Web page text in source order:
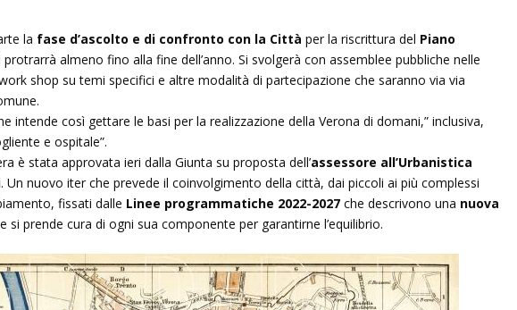
la fase d’ascolto e di confronto con la Città per la riscrittura del Piano
protrarrà almeno fino alla fine dell’anno. Si svolgerà con assemblee pubbliche nelle
shop su temi specifici e altre modalità di partecipazione che saranno via via
intende così gettare le basi per la realizzazione della Verona di domani,” inclusiva,
e ospitale”.
è stata approvata ieri dalla Giunta su proposta dell’assessore all’Urbanistica
. Un nuovo iter che prevede il coinvolgimento della città, dai piccoli ai più complessi
fissati dalle Linee programmatiche 2022-2027che descrivono una nuova
si prende cura di ogni sua componente per garantirne l’equilibrio.